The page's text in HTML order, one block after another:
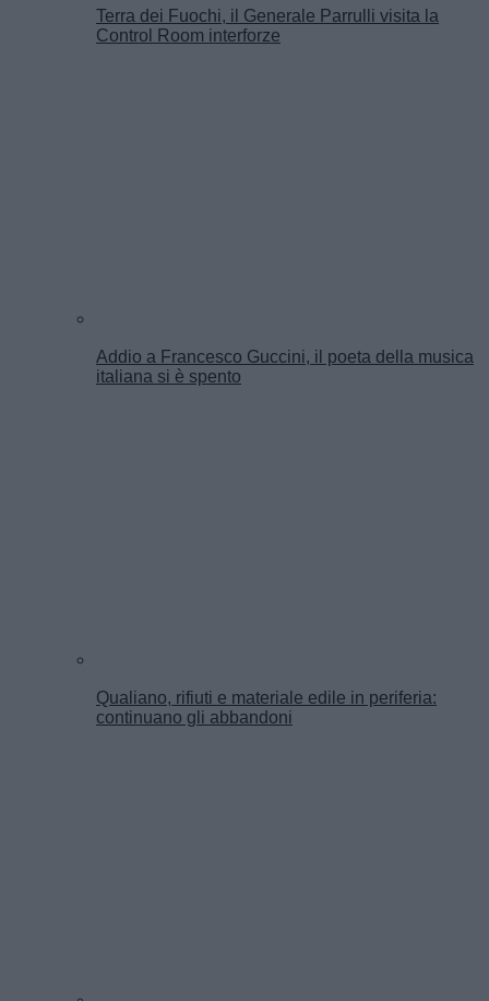
Terra dei Fuochi, il Generale Parrulli visita la
Control Room interforze
Addio a Francesco Guccini, il poeta della musica
italiana si è spento
Qualiano, rifiuti e materiale edile in periferia:
continuano gli abbandoni